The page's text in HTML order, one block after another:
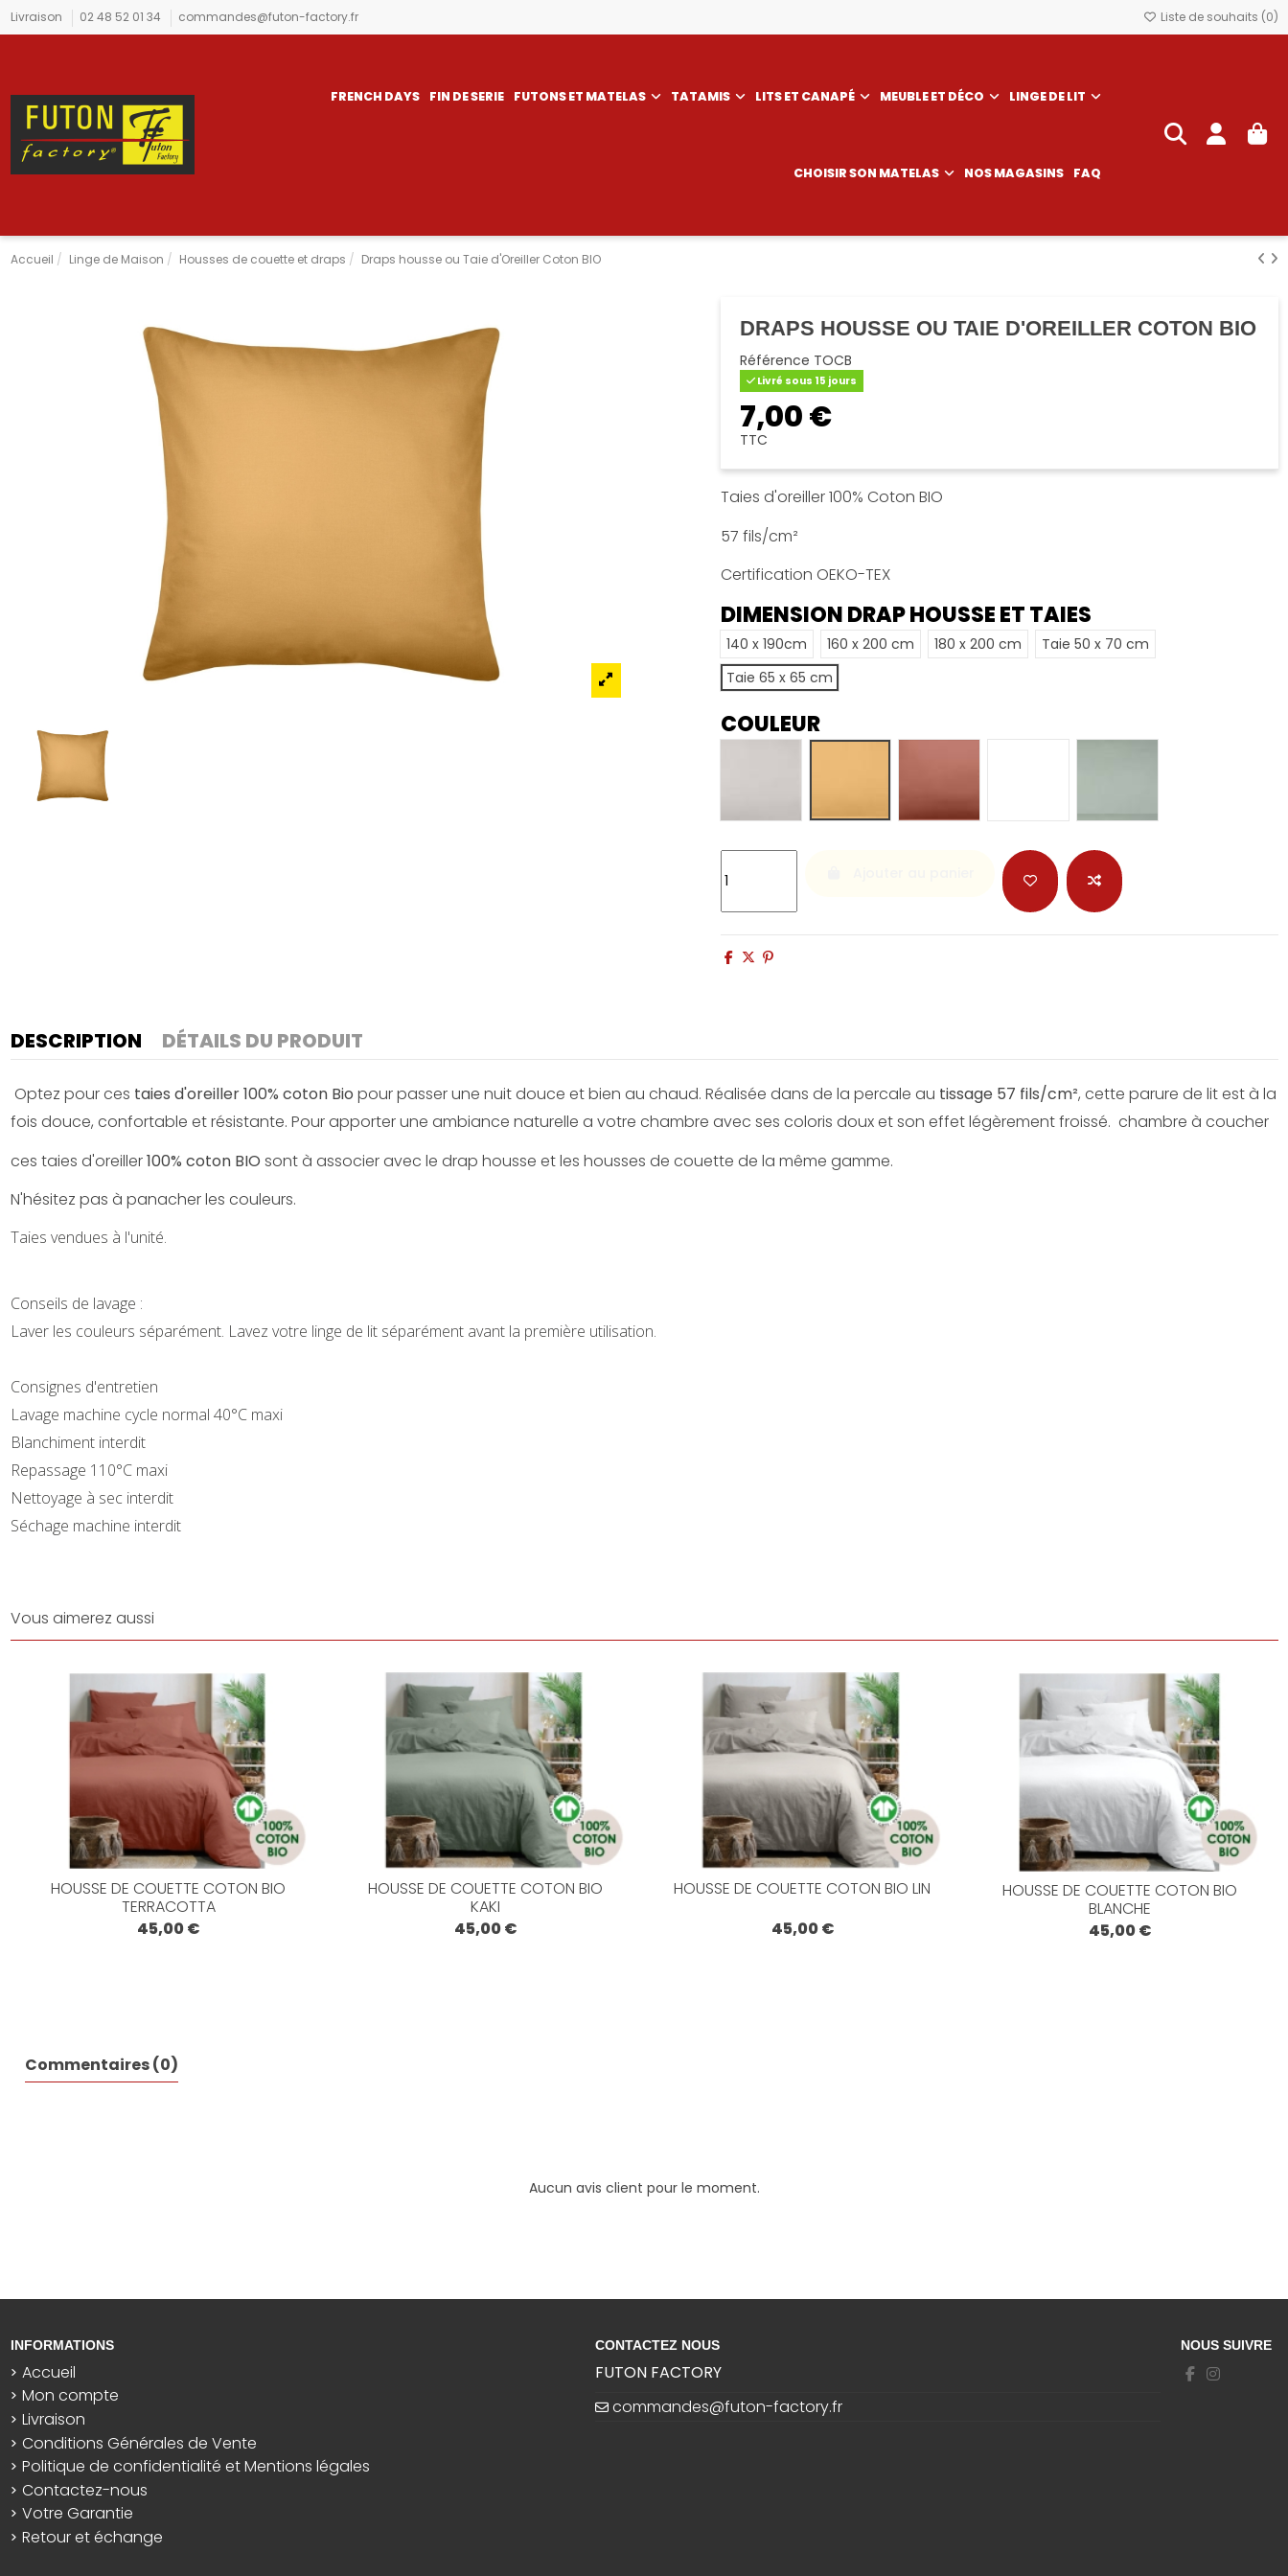
Livraison 02 48 52 01 34 commandes@futon-factory.fr Liste de souhaits (0)
FRENCH DAYS FIN DE SERIE FUTONS ET MATELAS TATAMIS LITS ET CANAPÉ MEUBLE ET DÉCO LINGE DE LIT
CHOISIR SON MATELAS NOS MAGASINS FAQ
Accueil Linge de Maison Housses de couette et draps Draps housse ou Taie d'Oreiller Coton BIO
DRAPS HOUSSE OU TAIE D'OREILLER COTON BIO
Référence TOCB
Livré sous 15 jours
7,00 €
TTC
Taies d'oreiller 100% Coton BIO
57 fils/cm²
Certification OEKO-TEX
DIMENSION DRAP HOUSSE ET TAIES
140 x 190cm 160 x 200 cm 180 x 200 cm
Taie 50 x 70 cm
Taie 65 x 65 cm
COULEUR
DESCRIPTION DÉTAILS DU PRODUIT
Optez pour ces taies d'oreiller 100% coton Bio pour passer une nuit douce et bien au chaud. Réalisée dans de la percale au tissage 57 fils/cm², cette parure de lit est à la
fois douce, confortable et résistante. Pour apporter une ambiance naturelle a votre chambre avec ses coloris doux et son effet légèrement froissé. chambre à coucher
ces taies d'oreiller100% coton BIO sont à associer avec le drap housse et les housses de couette de la même gamme.
N'hésitez pas à panacher les couleurs.
Taies vendues à l'unité.
Conseils de lavage :
Laver les couleurs séparément. Lavez votre linge de lit séparément avant la première utilisation.
Consignes d'entretien
Lavage machine cycle normal 40°C maxi
Blanchiment interdit
Repassage 110°C maxi
Nettoyage à sec interdit
Séchage machine interdit
Vous aimerez aussi
HOUSSE DE COUETTE COTON BIO
TERRACOTTA
45,00 €
HOUSSE DE COUETTE COTON BIO
KAKI
45,00 €
HOUSSE DE COUETTE COTON BIO LIN
45,00 €
HOUSSE DE COUETTE COTON BIO
BLANCHE
45,00 €
Commentaires (0)
Aucun avis client pour le moment.
INFORMATIONS
Accueil
Mon compte
Livraison
Conditions Générales de Vente
Politique de confidentialité et Mentions légales
Contactez-nous
Votre Garantie
Retour et échange
CONTACTEZ NOUS
FUTON FACTORY
commandes@futon-factory.fr
NOUS SUIVRE